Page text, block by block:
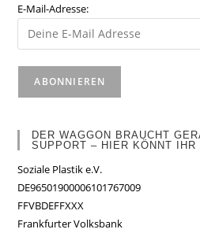
E-Mail-Adresse:
DER WAGGON BRAUCHT
SUPPORT – HIER KÖNNT IHR
Soziale Plastik e.V.
DE96501900006101767009
FFVBDEFFXXX
Frankfurter Volksbank